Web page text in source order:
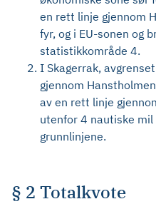
en rett linje gjennom
fyr, og i EU-sonen og
statistikkområde 4.
I Skagerrak,
gjennom
av en rett linje
utenfor 4 nautiske mil
grunnlinjene.
§ 2 Totalkvote